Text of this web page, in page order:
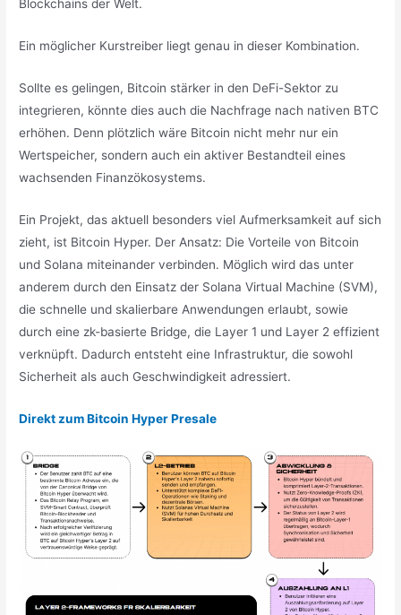
Blockchains der Welt.
Ein möglicher Kurstreiber liegt genau in dieser Kombination.
Sollte es gelingen, Bitcoin stärker in den DeFi-Sektor zu
integrieren, könnte dies auch die Nachfrage nach nativen BTC
erhöhen. Denn plötzlich wäre Bitcoin nicht mehr nur ein
Wertspeicher, sondern auch ein aktiver Bestandteil eines
wachsenden Finanzökosystems.
Ein Projekt, das aktuell besonders viel Aufmerksamkeit auf sich
zieht, ist Bitcoin Hyper. Der Ansatz: Die Vorteile von Bitcoin
und Solana miteinander verbinden. Möglich wird das unter
anderem durch den Einsatz der Solana Virtual Machine (SVM),
die schnelle und skalierbare Anwendungen erlaubt, sowie
durch eine zk-basierte Bridge, die Layer 1 und Layer 2 effizient
verknüpft. Dadurch entsteht eine Infrastruktur, die sowohl
Sicherheit als auch Geschwindigkeit adressiert.
Direkt zum Bitcoin Hyper Presale